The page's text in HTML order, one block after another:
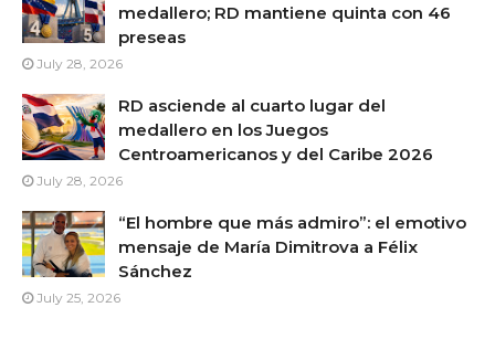
medallero; RD mantiene quinta con 46
preseas
July 28, 2026
RD asciende al cuarto lugar del
medallero en los Juegos
Centroamericanos y del Caribe 2026
July 28, 2026
“El hombre que más admiro”: el emotivo
mensaje de María Dimitrova a Félix
Sánchez
July 25, 2026